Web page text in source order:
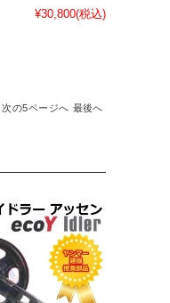
¥30,800(税込)
次の5ページへ 最後へ